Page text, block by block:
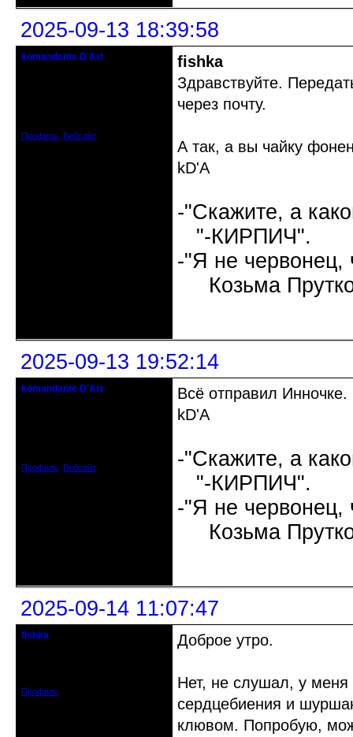
2025-09-13 18:39:58
komandante D'Art
Профиль Вебсайт
fishka
Здравствуйте.
через почту.
А так, а вы чайку
kD'A
-"Скажите, а
"-КИРПИЧ".
-"Я не червонец,
Козьма
2025-09-13 19:52:14
komandante D'Art
Профиль Вебсайт
Всё отправил Инночке.
kD'A
-"Скажите, а
"-КИРПИЧ".
-"Я не червонец,
Козьма
2025-09-14 11:07:47
fishka
Профиль
Доброе утро.
Нет, не слушал, у меня
сердцебиения и
клювом. Попробую,